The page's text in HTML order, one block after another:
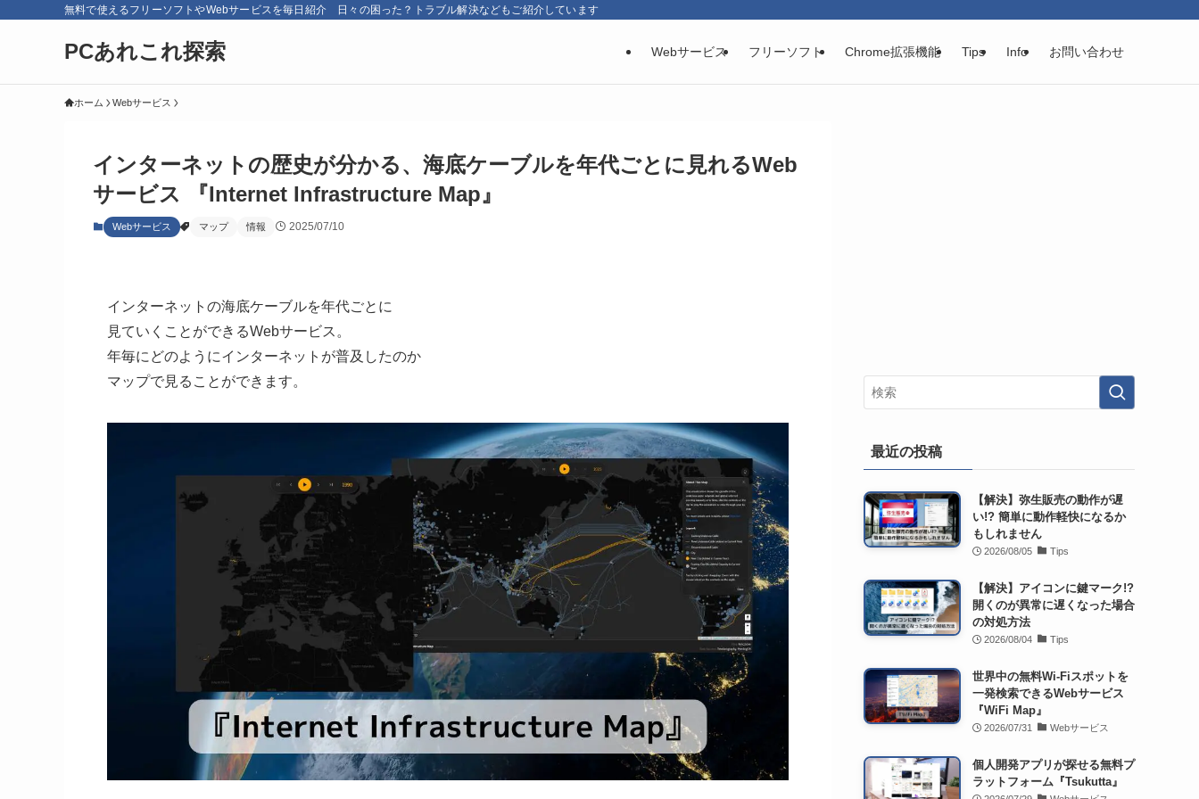
無料で使えるフリーソフトやWebサービスを毎日紹介 日々の困った？トラブル解決などもご紹介しています
PCあれこれ探索 Webサービス フリーソフト Chrome拡張機能 Tips Info お問い合わせ
ホーム Webサービス
インターネットの歴史が分かる、海底ケーブルを年代ごとに見れるWeb
サービス 『Internet Infrastructure Map』
Webサービス マップ 情報 2025/07/10
インターネットの海底ケーブルを年代ごとに
見ていくことができるWebサービス。
年毎にどのようにインターネットが普及したのか
マップで見ることができます。
最近の投稿
【解決】弥生販売の動作が遅
い!? 簡単に動作軽快になるか
もしれません
2026/08/05 Tips
【解決】アイコンに鍵マーク!?
開くのが異常に遅くなった場合
の対処方法
2026/08/04 Tips
世界中の無料Wi-Fiスポットを
一発検索できるWebサービス
『WiFi Map』
2026/07/31 Webサービス
個人開発アプリが探せる無料プ
ラットフォーム『Tsukutta』